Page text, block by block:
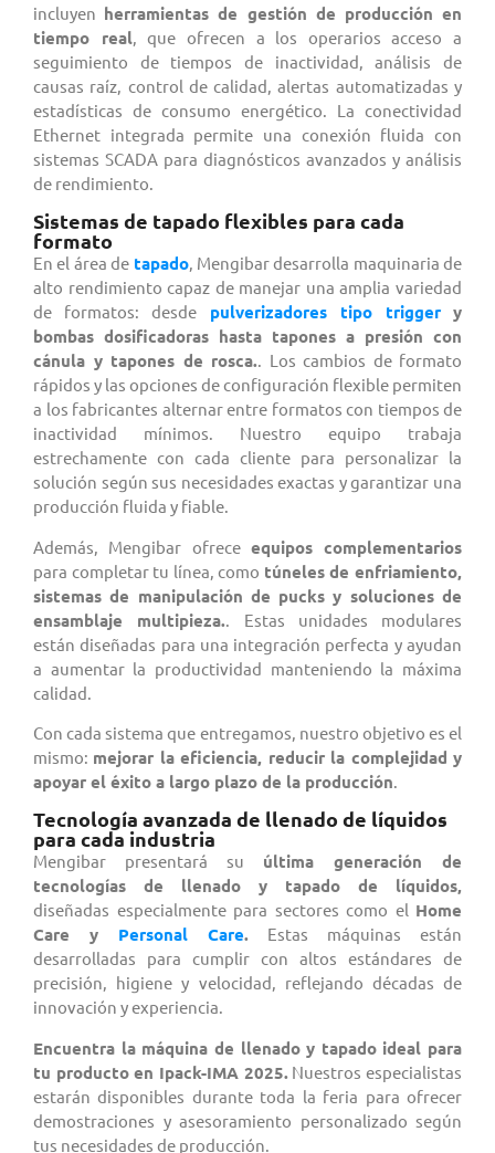
incluyen herramientas de gestión de producción en
tiempo real, que ofrecen a los operarios acceso a
seguimiento de tiempos de inactividad, análisis de
causas raíz, control de calidad, alertas automatizadas y
estadísticas de consumo energético. La conectividad
Ethernet integrada permite una conexión fluida con
sistemas SCADA para diagnósticos avanzados y análisis
de rendimiento.
Sistemas de tapado flexibles para cada
formato
En el área de tapado, Mengibar desarrolla maquinaria de
alto rendimiento capaz de manejar una amplia variedad
de formatos: desde
pulverizadores tipo trigger y
bombas dosificadoras hasta tapones a presión con
cánula y tapones de rosca.. Los cambios de formato
rápidos y las opciones de configuración flexible permiten
a los fabricantes alternar entre formatos con tiempos de
inactividad mínimos. Nuestro equipo trabaja
estrechamente con cada cliente para personalizar la
solución según sus necesidades exactas y garantizar una
producción fluida y fiable.
Además, Mengibar ofrece equipos complementarios
para completar tu línea, como túneles de enfriamiento,
sistemas de manipulación de pucks y soluciones de
ensamblaje multipieza. . Estas unidades modulares
están diseñadas para una integración perfecta y ayudan
a aumentar la productividad manteniendo la máxima
calidad.
Con cada sistema que entregamos, nuestro objetivo es el
mismo: mejorar la eficiencia, reducir la complejidad y
apoyar el éxito a largo plazo de la producción.
Tecnología avanzada de llenado de líquidos
para cada industria
Mengibar presentará su última generación de
tecnologías de llenado y tapado de líquidos,
diseñadas especialmentepara sectores como el Home
Care y Personal Care. Estas máquinas están
desarrolladas para cumplir con altos estándares de
precisión, higiene y velocidad, reflejando décadas de
innovación y experiencia.
Encuentra la máquina de llenado y tapado ideal para
tu producto en Ipack-IMA 2025.Nuestros especialistas
estarán disponibles durante toda la feria para ofrecer
demostraciones y asesoramiento personalizado según
tus necesidades de producción.